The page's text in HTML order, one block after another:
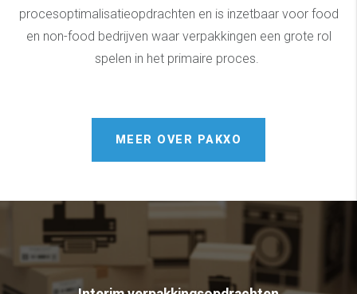
procesoptimalisatieopdrachten en is inzetbaar voor food
en non-food bedrijven waar verpakkingen een grote rol
spelen in het primaire proces.
MEER OVER PAKXO